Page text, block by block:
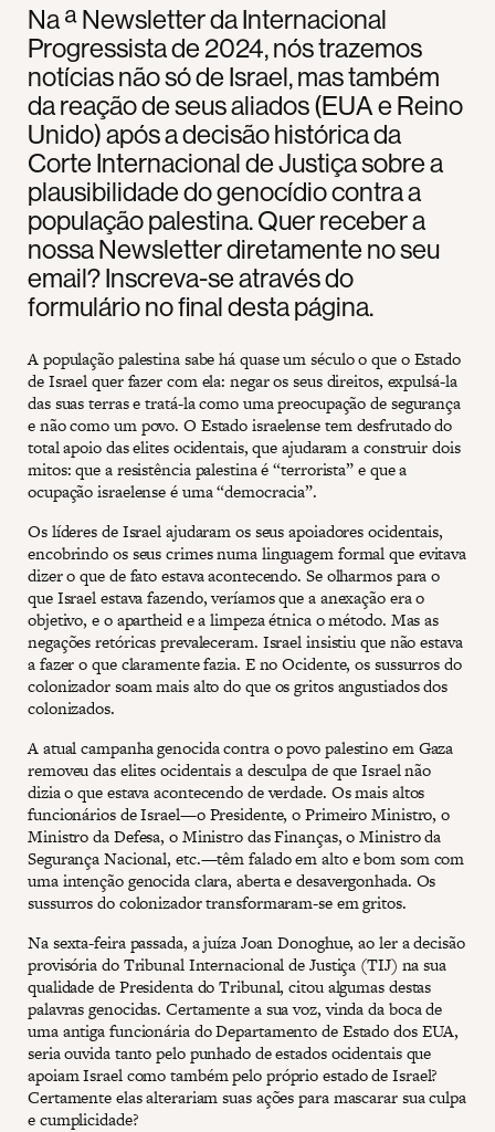
Na ª Newsletter da Internacional
Progressista de 2024, nós trazemos
notícias não só de Israel, mas também
da reação de seus aliados (EUA e Reino
Unido) após a decisão histórica da
Corte Internacional de Justiça sobre a
plausibilidade do genocídio contra a
população palestina. Quer receber a
nossa Newsletter diretamente no seu
email? Inscreva-se através do
formulário no final desta página.
A população palestina sabe há quase um século o que o Estado
de Israel quer fazer com ela: negar os seus direitos, expulsá-la
das suas terras e tratá-la como uma preocupação de segurança
e não como um povo. O Estado israelense tem desfrutado do
total apoio das elites ocidentais, que ajudaram a construir dois
mitos: que a resistência palestina é “terrorista” e que a
ocupação israelense é uma “democracia”.
Os líderes de Israel ajudaram os seus apoiadores ocidentais,
encobrindo os seus crimes numa linguagem formal que evitava
dizer o que de fato estava acontecendo. Se olharmos para o
que Israel estava fazendo, veríamos que a anexação era o
objetivo, e o apartheid e a limpeza étnica o método. Mas as
negações retóricas prevaleceram. Israel insistiu que não estava
a fazer o que claramente fazia. E no Ocidente, os sussurros do
colonizador soam mais alto do que os gritos angustiados dos
colonizados.
A atual campanha genocida contra o povo palestino em Gaza
removeu das elites ocidentais a desculpa de que Israel não
dizia o que estava acontecendo de verdade. Os mais altos
funcionários de Israel—o Presidente, o Primeiro Ministro, o
Ministro da Defesa, o Ministro das Finanças, o Ministro da
Segurança Nacional, etc.—têm falado em alto e bom som com
uma intenção genocida clara, aberta e desavergonhada. Os
sussurros do colonizador transformaram-se em gritos.
Na sexta-feira passada, a juíza Joan Donoghue, ao ler a decisão
provisória do Tribunal Internacional de Justiça (TIJ) na sua
qualidade de Presidenta do Tribunal, citou algumas destas
palavras genocidas. Certamente a sua voz, vinda da boca de
uma antiga funcionária do Departamento de Estado dos EUA,
seria ouvida tanto pelo punhado de estados ocidentais que
apoiam Israel como também pelo próprio estado de Israel?
Certamente elas alterariam suas ações para mascarar sua culpa
e cumplicidade?